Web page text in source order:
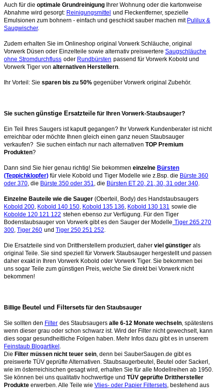
Auch für die optimale Grundreinigung Ihrer Wohnung oder die kartonweise
Abnahme wird gesorgt: Reinigungsmittel und Fleckentferner, spezielle
Emulsionen zum bohnern - einfach und geschickt sauber machen mit Pulilux &
Saugwischer.
Zudem erhalten Sie im Onlineshop original Vorwerk Schläuche, original
Vorwerk Düsen oder Einzelteile sowie alternativ preiswertere Saugschläuche
ohne Stromdurchfluss oder Rundbürsten passend für Vorwerk Kobold und
Vorwerk Tiger von alternativen Herstellern
Ihr Vorteil: Sie sparen bis zu 50% gegenüber Vorwerk original Zubehör.
Sie suchen günstige Ersatzteile für Ihren Vorwerk-Staubsauger?
Ein Teil Ihres Saugers ist kaputt gegangen? Ihr Vorwerk Kundenberater ist nicht
erreichbar oder möchte Ihnen gleich einen ganz neuen Staubsauger
verkaufen? Sie suchen einfach nur nach alternativen TOP Premium
Produkten?
Dann sind Sie hier genau richtig! Sie bekommen einzelne Bürsten
(Teppichklopfer) für viele Kobold und Tiger Modelle wie z.Bsp. die Bürste 360
oder 370 , die Bürste 350 oder 351 , die Bürsten ET 20, 21, 30, 31 oder 340
Einzelne Bauteile wie die Sauger (Oberteil, Body) des Handstaubsaugers
Kobold 200 Kobold 140 150 Kobold 135 136 Kobold 130 131 sowie die
Kobolde 120 121 122 stehen ebenso zur Verfügung. Für den Tiger
Bodenstaubsauger von Vorwerk gibt es den Sauger der Modelle Tiger 265 270
300 Tiger 260 und Tiger 250 251 252
Die Ersatzteile sind von Drittherstellern produziert, daher viel günstiger als
original Teile. Sie sind speziell für Vorwerk Staubsauger hergestellt und passen
daher exakt in Ihren Vorwerk Kobold oder Vorwerk Tiger. Sie bekommen bei
uns sogar Teile zum günstigen Preis, welche Sie direkt bei Vorwerk nicht
bekommen!
Billige Beutel und Filtersets für den Staubsauger
Sie sollten den Filter des Staubsaugers alle 6-12 Monate wechseln , spätestens
wenn dieser grau oder schon schwarz ist. Wird der Filter nicht gewechselt, kann
dies sogar gesundheitliche Folgen haben. Mehr Infos dazu gibt es in unserem
Feinstaub Blogartikel
Die Filter müssen nicht teuer sein , denn bei SauberSaugen.de gibt es
preiswerte TÜV geprüfte Alternativen. Staubsaugerbeutel, Beutel oder Sackerl,
wie im österreichischen gesagt wird, erhalten Sie für alle Modellreihen ab 1950.
Sie können bei uns qualitativ hochwertige und TÜV geprüfte Dritthersteller
Produkte erwerben. Alle Teile wie Vlies- oder Papier Filtersets , bestehend aus